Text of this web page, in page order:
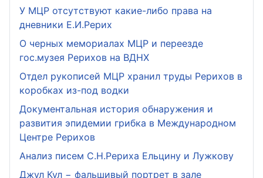
У МЦР отсутствуют какие-либо права на
дневники Е.И.Рерих
О черных мемориалах МЦР и переезде
гос.музея Рерихов на ВДНХ
Отдел рукописей МЦР хранил труды Рерихов в
коробках из-под водки
Документальная история обнаружения и
развития эпидемии грибка в Международном
Центре Рерихов
Анализ писем С.Н.Рериха Ельцину и Лужкову
Джул Кул − фальшивый портрет в зале